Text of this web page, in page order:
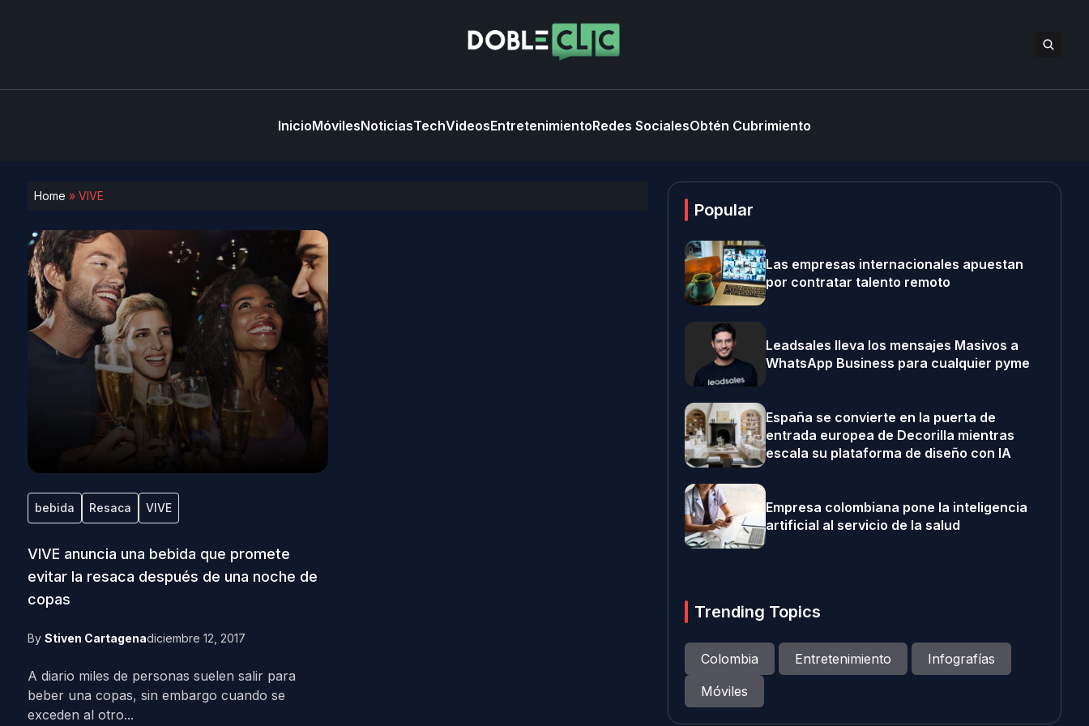
InicioMóvilesNoticiasTechVideosEntretenimientoRedes SocialesObtén Cubrimiento
Home » VIVE
bebida Resaca VIVE
VIVE anuncia una bebida que promete
evitar la resaca después de una noche de
copas
By Stiven Cartagenadiciembre 12, 2017
A diario miles de personas suelen salir para
beber una copas, sin embargo cuando se
exceden al otro...
Popular
Las empresas internacionales apuestan
por contratar talento remoto
Leadsales lleva los mensajes Masivos a
WhatsApp Business para cualquier pyme
España se convierte en la puerta de
entrada europea de Decorilla mientras
escala su plataforma de diseño con IA
Empresa colombiana pone la inteligencia
artificial al servicio de la salud
Trending Topics
Colombia Entretenimiento
Infografías
Móviles